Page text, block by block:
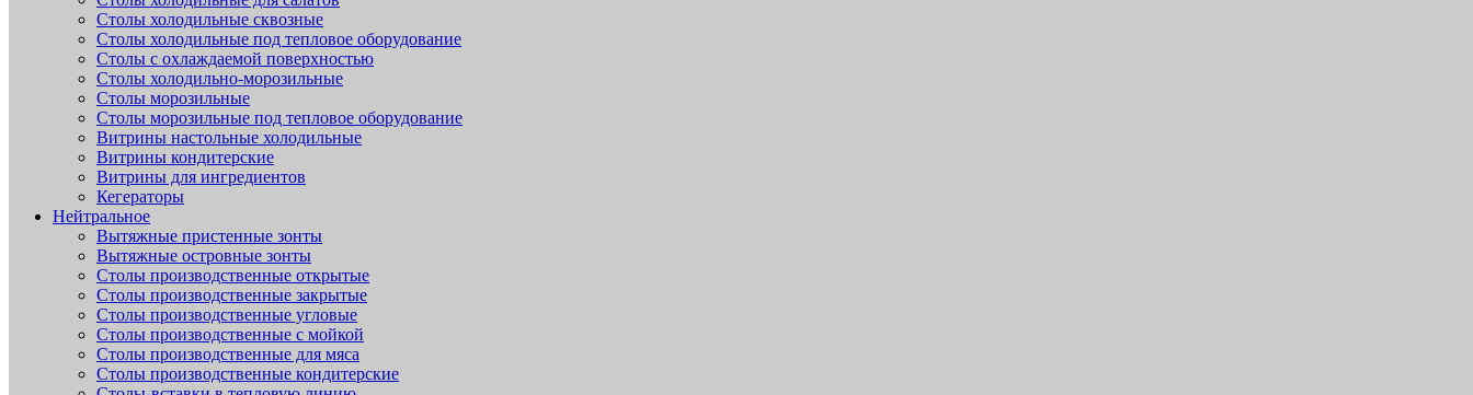
Столы холодильные сквозные
Столы холодильные под тепловое оборудование
Столы с охлаждаемой поверхностью
Столы холодильно-морозильные
Столы морозильные
Столы морозильные под тепловое оборудование
Витрины настольные холодильные
Витрины кондитерские
Витрины для ингредиентов
Кегераторы
Нейтральное
Вытяжные пристенные зонты
Вытяжные островные зонты
Столы производственные открытые
Столы производственные закрытые
Столы производственные угловые
Столы производственные с мойкой
Столы производственные для мяса
Столы производственные кондитерские